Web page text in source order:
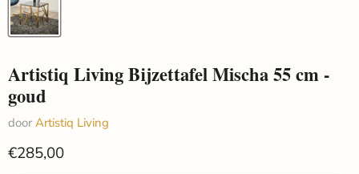
Artistiq Living Bijzettafel Mischa 55 cm -
goud
door Artistiq Living
€285,00